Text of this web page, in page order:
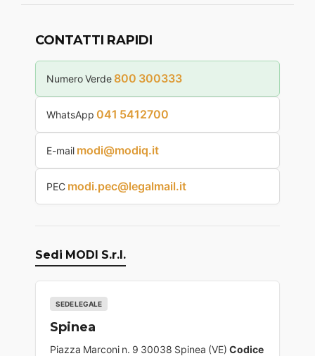
CONTATTI RAPIDI
Numero Verde 800 300333
WhatsApp 041 5412700
E-mail modi@modiq.it
PEC modi.pec@legalmail.it
Sedi MODI S.r.l.
SEDE LEGALE
Spinea
Piazza Marconi n. 9 30038 Spinea (VE) Codice